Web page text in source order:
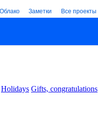
Облако Заметки Все проекты
Holidays Gifts, congratulations